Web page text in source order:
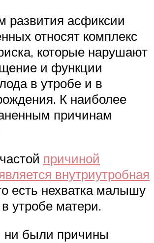
развития асфиксии
относят комплекс
которые нарушают
и функции
в утробе и в
К наиболее
причинам
причиной
внутриутробная
есть нехватка малышу
утробе матери.
ни были причины